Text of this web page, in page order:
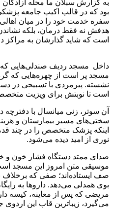
به گزارش سبلان ما محله
بود که در قالب اکیپ جامعه
سفره خدمت خود را در میان
هدفش نه فقط درمان، بلکه
است که شاید گذارشان به مراکز
داخل مسجد ردیف صندلی‌هایی که
مسجد پر است از چهره‌هایی که گرد
نشسته. پیرمردی با تسبیحی در
است تا نوبتش برای ویزیت
آن سوتر، زنی میانسال با
سختی‌های مسیر بیمارستان و
اینکه پزشک متخصص را در چند
نوری از امید دیده می‌شود.
صدای ممتد دستگاه فشار خون و
موسیقی متن امروز این مسجد
صف ایستاده‌اند؛ صفی که
بوی همدلی می‌دهد. داروها به
مریضی که پس از معاینه، کیسه
می‌گیرد، زیباترین قاب این